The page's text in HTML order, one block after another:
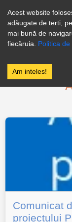
Comunicat
proiectului
Acest website
adăugate de terti,
mai bună de
fiecăruia.
Politica
Am inteles!